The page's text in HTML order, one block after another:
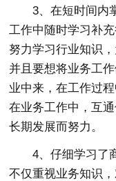
3、在短时间内掌
工作中随时学习补
努力学习行业知识
并且要想将业务工
业中来，在工作过
在业务工作中，互
长期发展而努力。
4、仔细学习了商
不仅重视业务知识